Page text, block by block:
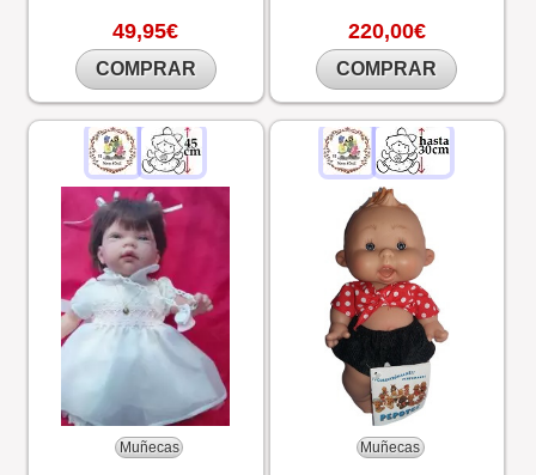
49,95€
COMPRAR
220,00€
COMPRAR
Muñecas Muñecas